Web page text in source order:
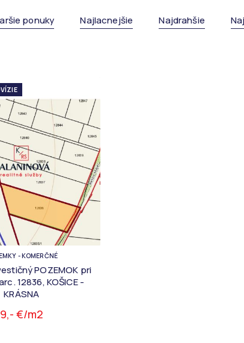
ponuky Najlacnejšie Najdrahšie
- KOMERČNÉ
POZEMOK pri
12836, KOŠICE -
KRÁSNA
9,- €/m2